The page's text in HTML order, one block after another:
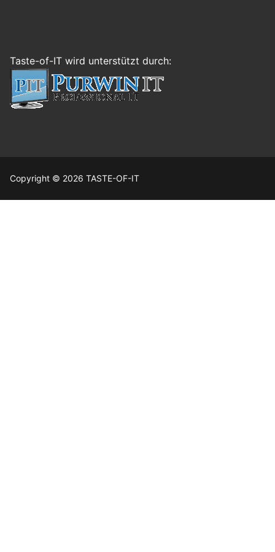
Taste-of-IT wird unterstützt durch:
Copyright © 2026 TASTE-OF-IT